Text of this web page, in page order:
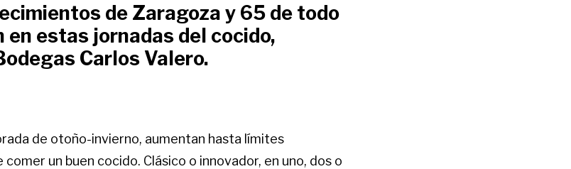
de Zaragoza y 65 de todo
estas jornadas del cocido,
Carlos Valero.
de otoño-invierno, aumentan hasta límites
un buen cocido. Clásico o innovador, en uno, dos o